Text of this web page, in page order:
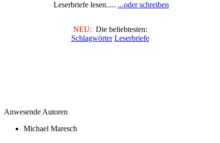
Leserbriefe lesen..... ...oder schreiben
NEU: Die beliebtesten:
Schlagwörter Leserbriefe
Anwesende Autoren
Michael Maresch